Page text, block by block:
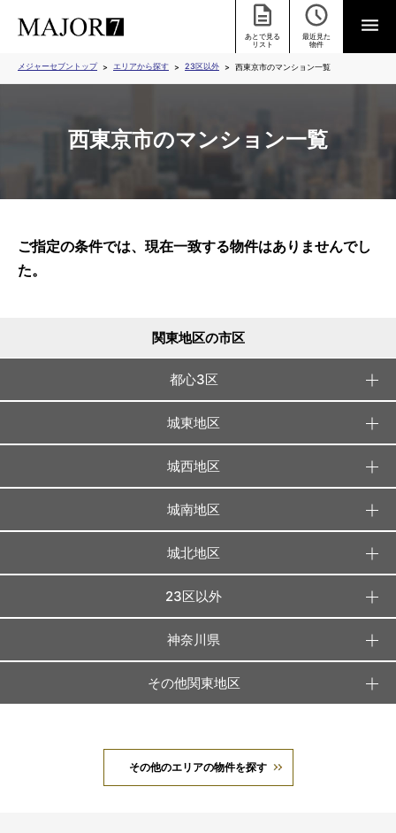
あとで見る
リスト
最近見た
物件
メジャーセブントップ エリアから探す 23区以外 西東京市のマンション一覧
西東京市のマンション一覧
ご指定の条件では、現在一致する物件はありませんでし
た。
関東地区の市区
都心3区
城東地区
城西地区
城南地区
城北地区
23区以外
神奈川県
その他関東地区
その他のエリアの物件を探す